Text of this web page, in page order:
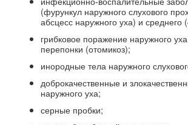
(фурункул наружного слухового
абсцесс наружного уха) и среднего
грибковое поражение наружного
перепонки (отомикоз);
инородные тела наружного
доброкачественные и
наружного уха;
серные пробки;